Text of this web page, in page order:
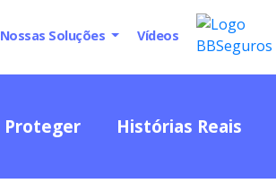
Nossas Soluções Vídeos
Proteger Histórias Reais